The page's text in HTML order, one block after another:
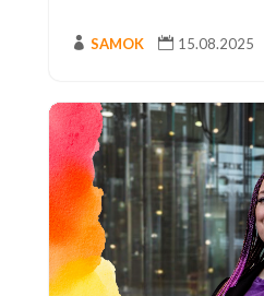
 SAMOK  15.08.2025